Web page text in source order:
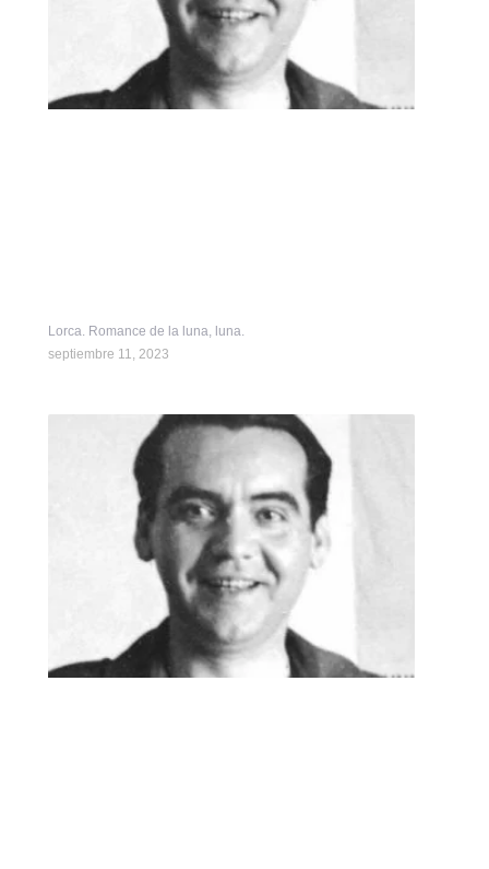
Lorca. Romance de la luna, luna.
septiembre 11, 2023